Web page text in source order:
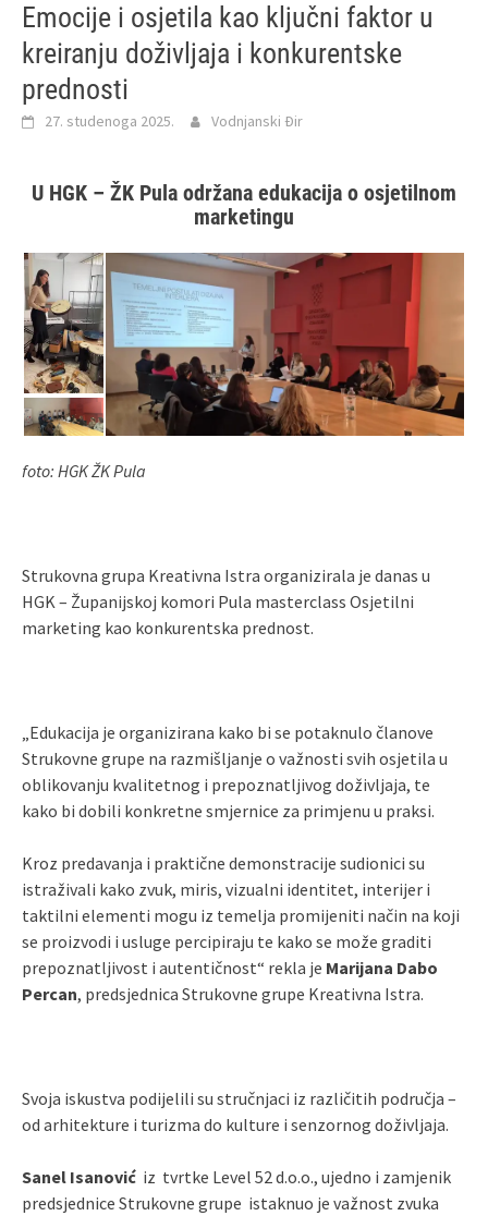
Emocije i osjetila kao ključni faktor u
kreiranju doživljaja i konkurentske
prednosti
27. studenoga 2025. Vodnjanski Đir
U HGK – ŽK Pula održana edukacija o osjetilnom
marketingu
foto: HGK ŽK Pula
Strukovna grupa Kreativna Istra organizirala je danas u
HGK – Županijskoj komori Pula masterclass Osjetilni
marketing kao konkurentska prednost.
„Edukacija je organizirana kako bi se potaknulo članove
Strukovne grupe na razmišljanje o važnosti svih osjetila u
oblikovanju kvalitetnog i prepoznatljivog doživljaja, te
kako bi dobili konkretne smjernice za primjenu u praksi.
Kroz predavanja i praktične demonstracije sudionici su
istraživali kako zvuk, miris, vizualni identitet, interijer i
taktilni elementi mogu iz temelja promijeniti način na koji
se proizvodi i usluge percipiraju te kako se može graditi
prepoznatljivost i autentičnost“ rekla je Marijana Dabo
Percan, predsjednica Strukovne grupe Kreativna Istra.
Svoja iskustva podijelili su stručnjaci iz različitih područja –
od arhitekture i turizma do kulture i senzornog doživljaja.
Sanel Isanović iz tvrtke Level 52 d.o.o., ujedno i zamjenik
predsjednice Strukovne grupe istaknuo je važnost zvuka